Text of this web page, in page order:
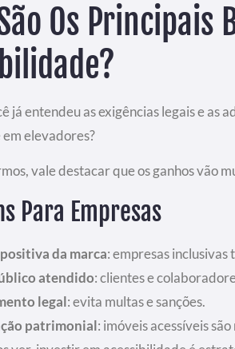
Os
já entendeu as exigências legais e as
elevadores?
vale destacar que os ganhos vão
Para Empresas
da marca: empresas
atendido: clientes e
legal: evita multas e sanções.
patrimonial: imóveis acessíveis